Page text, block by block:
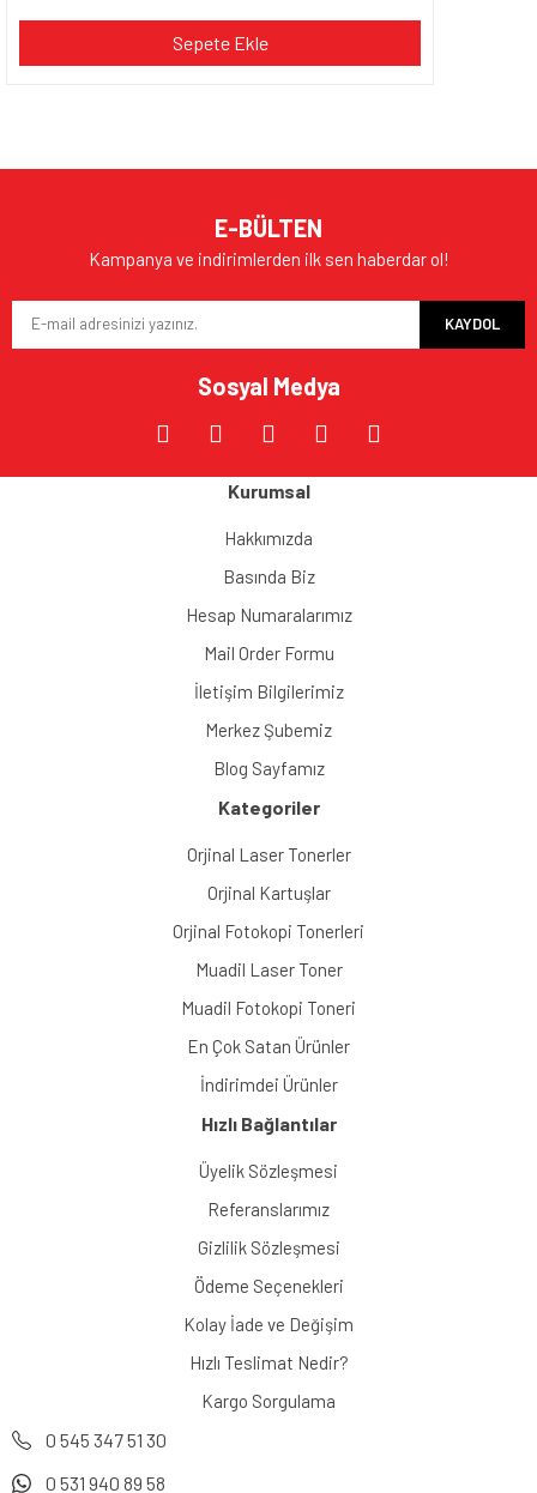
Sepete Ekle
E-BÜLTEN
Kampanya ve indirimlerden ilk sen haberdar ol!
KAYDOL
Sosyal Medya
Kurumsal
Hakkımızda
Basında Biz
Hesap Numaralarımız
Mail Order Formu
İletişim Bilgilerimiz
Merkez Şubemiz
Blog Sayfamız
Kategoriler
Orjinal Laser Tonerler
Orjinal Kartuşlar
Orjinal Fotokopi Tonerleri
Muadil Laser Toner
Muadil Fotokopi Toneri
En Çok Satan Ürünler
İndirimdei Ürünler
Hızlı Bağlantılar
Üyelik Sözleşmesi
Referanslarımız
Gizlilik Sözleşmesi
Ödeme Seçenekleri
Kolay İade ve Değişim
Hızlı Teslimat Nedir?
Kargo Sorgulama
0 545 347 51 30
0 531 940 89 58